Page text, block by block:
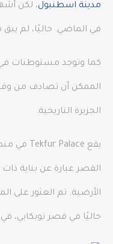
مدينة اسطنبول، لكن
في الماضي. حاليًا، لم
كما وتوجد مستوطنات
الممكن أن تصادف من
الجزيرة التاريخية.
القصر عبارة عن بناية
حاليًا في قصر توبكابي،